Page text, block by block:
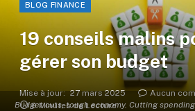
Budget cuts, tough economy. Cutting
BLOG FINANCE
19 conseils malins
gérer son budget
Mise à jour: 27 mars 2025
Aucun
9 Minutes de Lecture